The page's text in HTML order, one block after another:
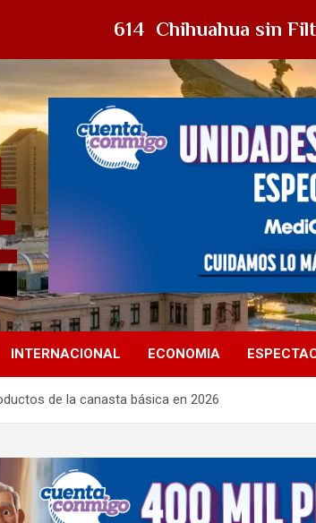
INTERNACIONAL ECONOMIA
de la canasta básica en 2026
614 Chihuahua sin